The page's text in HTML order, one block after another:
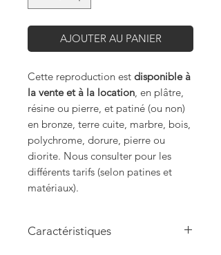
AJOUTER AU PANIER
Cette reproduction est disponible à
la vente et à la location, en plâtre,
résine ou pierre, et patiné (ou non)
en bronze, terre cuite, marbre, bois,
polychrome, dorure, pierre ou
diorite. Nous consulter pour les
différents tarifs (selon patines et
matériaux).
Caractéristiques